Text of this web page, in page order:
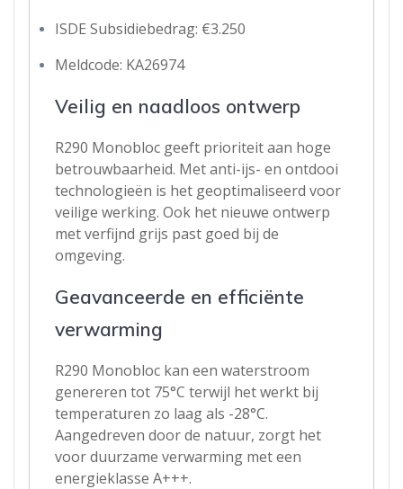
ISDE Subsidiebedrag: €3.250
Meldcode: KA26974
Veilig en naadloos ontwerp
R290 Monobloc geeft prioriteit aan hoge
betrouwbaarheid. Met anti-ijs- en ontdooi
technologieën is het geoptimaliseerd voor
veilige werking. Ook het nieuwe ontwerp
met verfijnd grijs past goed bij de
omgeving.
Geavanceerde en efficiënte
verwarming
R290 Monobloc kan een waterstroom
genereren tot 75°C terwijl het werkt bij
temperaturen zo laag als -28°C.
Aangedreven door de natuur, zorgt het
voor duurzame verwarming met een
energieklasse A+++.